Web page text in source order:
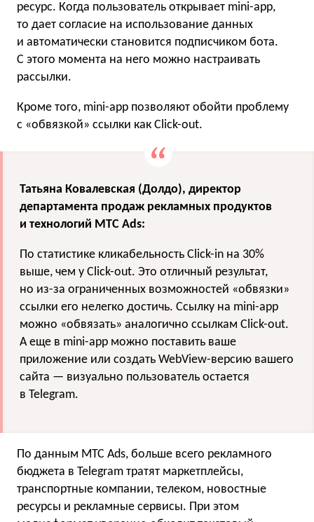
ресурс. Когда пользователь открывает mini-app,
то дает согласие на использование данных
и автоматически становится подписчиком бота.
С этого момента на него можно настраивать
рассылки.
Кроме того, mini-app позволяют обойти проблему
с «обвязкой» ссылки как Click-out.
Татьяна Ковалевская (Долдо), директор
департамента продаж рекламных продуктов
и технологий МТС Ads:
По статистике кликабельность Click-in на 30%
выше, чем у Click-out. Это отличный результат,
но из-за ограниченных возможностей «обвязки»
ссылки его нелегко достичь. Ссылку на mini-app
можно «обвязать» аналогично ссылкам Click-out.
А еще в mini-app можно поставить ваше
приложение или создать WebView-версию вашего
сайта — визуально пользователь остается
в Telegram.
По данным МТС Ads, больше всего рекламного
бюджета в Telegram тратят маркетплейсы,
транспортные компании, телеком, новостные
ресурсы и рекламные сервисы. При этом